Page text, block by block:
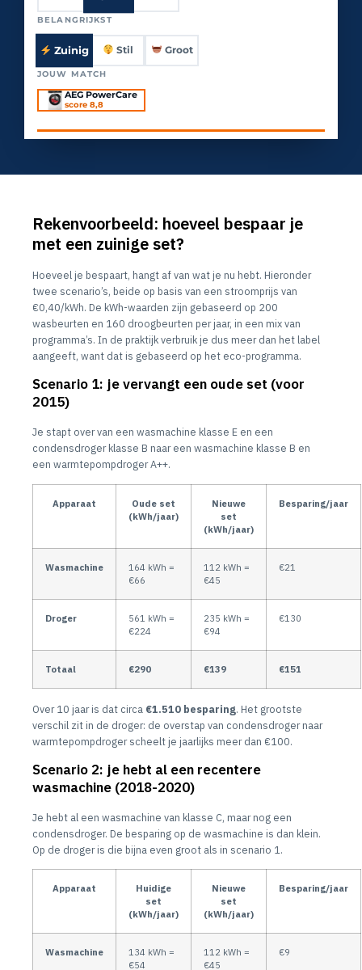
BELANGRIJKST
Zuinig Stil Groot
JOUW MATCH
AEG PowerCare
score 8,8
Rekenvoorbeeld: hoeveel bespaar je
met een zuinige set?
Hoeveel je bespaart, hangt af van wat je nu hebt. Hieronder
twee scenario’s, beide op basis van een stroomprijs van
€0,40/kWh. De kWh-waarden zijn gebaseerd op 200
wasbeurten en 160 droogbeurten per jaar, in een mix van
programma’s. In de praktijk verbruik je dus meer dan het label
aangeeft, want dat is gebaseerd op het eco-programma.
Scenario 1: je vervangt een oude set (voor
2015)
Je stapt over van een wasmachine klasse E en een
condensdroger klasse B naar een wasmachine klasse B en
een warmtepompdroger A++.
Apparaat
Oude set
(kWh/jaar)
Nieuwe
set
(kWh/jaar)
Besparing/jaar
Wasmachine
164 kWh =
€66
112 kWh =
€45
€21
Droger
561 kWh =
€224
235 kWh =
€94
€130
Totaal €290 €139 €151
Over 10 jaar is dat circa €1.510 besparing. Het grootste
verschil zit in de droger: de overstap van condensdroger naar
warmtepompdroger scheelt je jaarlijks meer dan €100.
Scenario 2: je hebt al een recentere
wasmachine (2018-2020)
Je hebt al een wasmachine van klasse C, maar nog een
condensdroger. De besparing op de wasmachine is dan klein.
Op de droger is die bijna even groot als in scenario 1.
Apparaat
Huidige
set
(kWh/jaar)
Nieuwe
set
(kWh/jaar)
Besparing/jaar
Wasmachine
134 kWh =
€54
112 kWh =
€45
€9